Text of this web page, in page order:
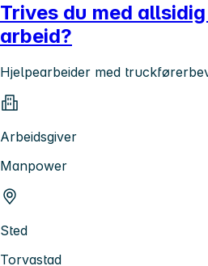
Trives du med
arbeid?
Hjelpearbeider med
Arbeidsgiver
Manpower
Sted
Torvastad